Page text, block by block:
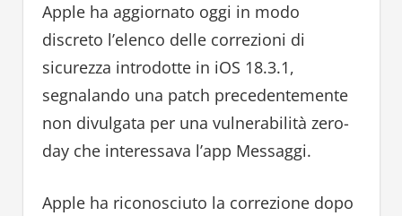
Apple ha aggiornato oggi in modo
discreto l’elenco delle correzioni di
sicurezza introdotte in iOS 18.3.1,
segnalando una patch precedentemente
non divulgata per una vulnerabilità zero-
day che interessava l’app Messaggi.
Apple ha riconosciuto la correzione dopo